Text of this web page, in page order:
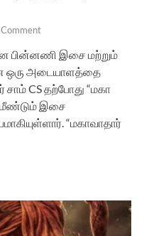
பின்னணி இசை மற்றும்
ஒரு அடையாளத்தை
CS தற்போது “மகா
மீண்டும் இசை
“மகாவாதார்